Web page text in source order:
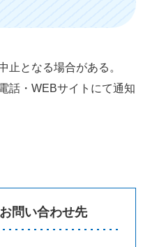
止となる場合がある。
話・WEBサイトにて通知
問い合わせ先